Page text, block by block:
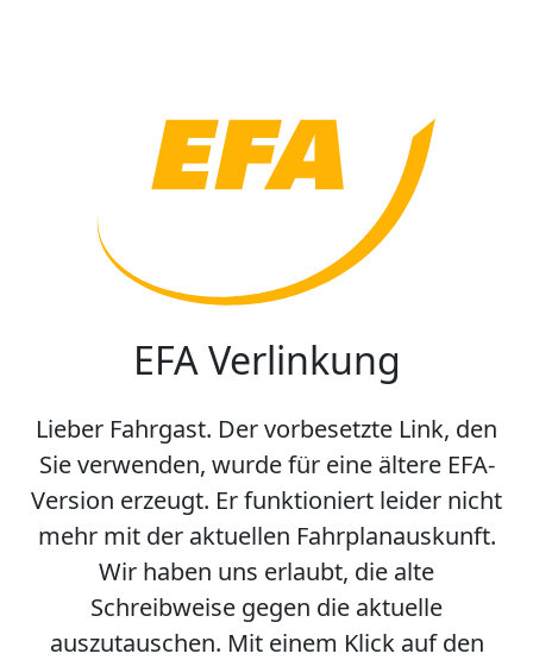
EFA Verlinkung
Lieber Fahrgast. Der vorbesetzte Link, den
Sie verwenden, wurde für eine ältere EFA-
Version erzeugt. Er funktioniert leider nicht
mehr mit der aktuellen Fahrplanauskunft.
Wir haben uns erlaubt, die alte
Schreibweise gegen die aktuelle
auszutauschen. Mit einem Klick auf den